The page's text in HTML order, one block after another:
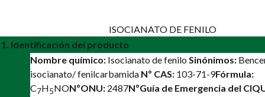
Buscador de Legislación
Matriz Premium
Matriz Profesional
ISOCIANATO DE FENILO
1. Identificación del producto
Nombre químico: Isocianato de fenilo Sinónimos:
isocianato/ fenilcarbamida Nº CAS: 103-71-9Fórmula:
C7H5NONºONU: 2487NºGuía de Emergencia del